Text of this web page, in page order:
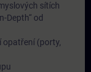
sítích
Depth“ od
opatření (porty,